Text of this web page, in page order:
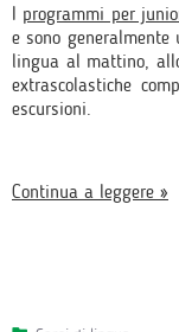
I programmi per
e sono generalmente
lingua al mattino,
extrascolastiche
escursioni.
Continua a leggere »